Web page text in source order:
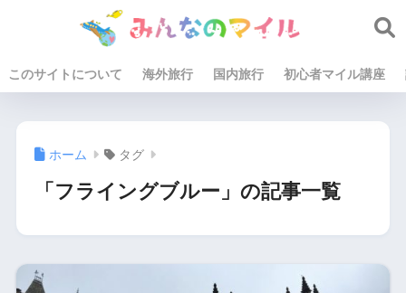
このサイトについて 海外旅行 国内旅行 初心者マイル講座
ホーム タグ
「フライングブルー」の記事一覧